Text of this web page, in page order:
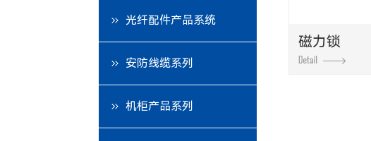
光纤配件产品系统
安防线缆系列
机柜产品系列
磁力锁